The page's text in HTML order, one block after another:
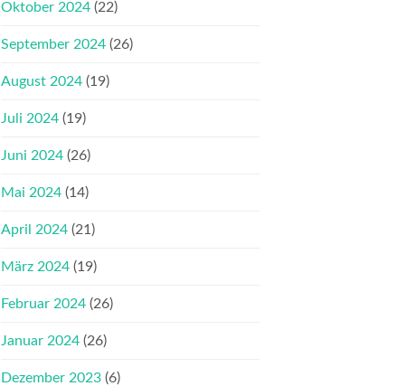
Oktober 2024 (22)
September 2024 (26)
August 2024 (19)
Juli 2024 (19)
Juni 2024 (26)
Mai 2024 (14)
April 2024 (21)
März 2024 (19)
Februar 2024 (26)
Januar 2024 (26)
Dezember 2023 (6)